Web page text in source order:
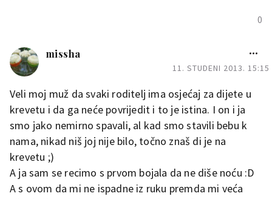
0
missha
11. STUDENI 2013. 15:15
Veli moj muž da svaki roditelj ima osjećaj za dijete u
krevetu i da ga neće povrijedit i to je istina. I on i ja
smo jako nemirno spavali, al kad smo stavili bebu k
nama, nikad niš joj nije bilo, točno znaš di je na
krevetu ;)
A ja sam se recimo s prvom bojala da ne diše noću :D
A s ovom da mi ne ispadne iz ruku premda mi veća